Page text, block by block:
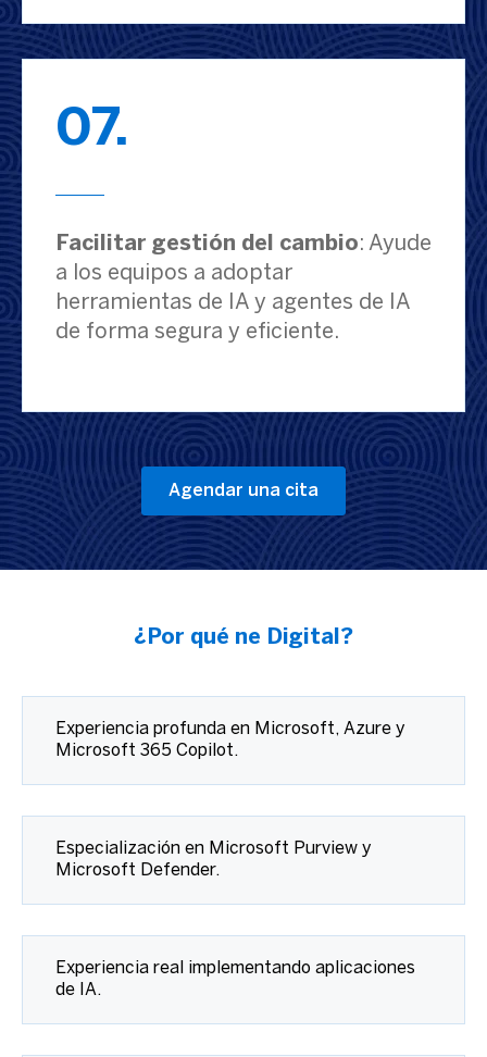
07.
Facilitar gestión del cambio: Ayude
a los equipos a adoptar
herramientas de IA y agentes de IA
de forma segura y eficiente.
Agendar una cita
¿Por qué ne Digital?
Experiencia profunda en Microsoft, Azure y
Microsoft 365 Copilot.
Especialización en Microsoft Purview y
Microsoft Defender.
Experiencia real implementando aplicaciones
de IA.